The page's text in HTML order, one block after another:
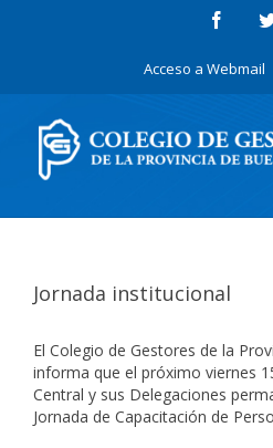
Acceso a Webmail
Jornada institucional
El Colegio de Gestores de la
informa que el próximo viernes
Central y sus Delegaciones
Jornada de Capacitación de